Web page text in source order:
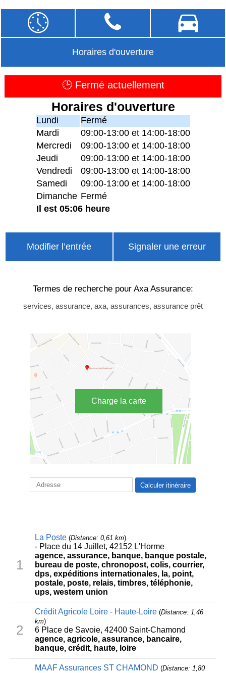
Horaires d'ouverture
🕒 Fermé actuellement
Horaires d'ouverture
Lundi
Fermé
Mardi
09:00-13:00 et 14:00-18:00
Mercredi
09:00-13:00 et 14:00-18:00
Jeudi
09:00-13:00 et 14:00-18:00
Vendredi
09:00-13:00 et 14:00-18:00
Samedi
09:00-13:00 et 14:00-18:00
Dimanche Fermé
Il est 05:06 heure
Modifier l’entrée Signaler une erreur
Termes de recherche pour Axa Assurance:
services, assurance, axa, assurances, assurance prêt
Charge la carte
1
La Poste(Distance: 0,61 km)
- Place du 14 Juillet, 42152 L'Horme
agence, assurance, banque, banque postale,
bureau de poste, chronopost, colis, courrier,
dps, expéditions internationales, la, point,
postale, poste, relais, timbres, téléphonie,
ups, western union
2
Crédit Agricole Loire - Haute-Loire(Distance: 1,46
km)
6 Place de Savoie, 42400 Saint-Chamond
agence, agricole, assurance, bancaire,
banque, crédit, haute, loire
MAAF Assurances ST CHAMOND (Distance: 1,80